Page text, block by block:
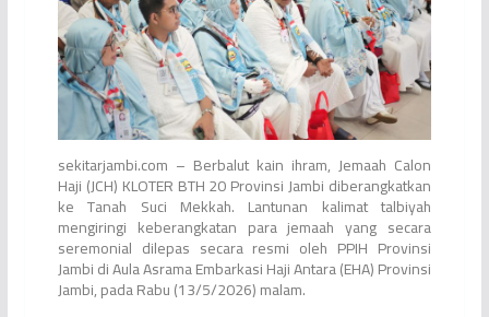
sekitarjambi.com – Berbalut kain ihram, Jemaah Calon
Haji (JCH) KLOTER BTH 20 Provinsi Jambi diberangkatkan
ke Tanah Suci Mekkah. Lantunan kalimat talbiyah
mengiringi keberangkatan para jemaah yang secara
seremonial dilepas secara resmi oleh PPIH Provinsi
Jambi di Aula Asrama Embarkasi Haji Antara (EHA) Provinsi
Jambi, pada Rabu (13/5/2026) malam.